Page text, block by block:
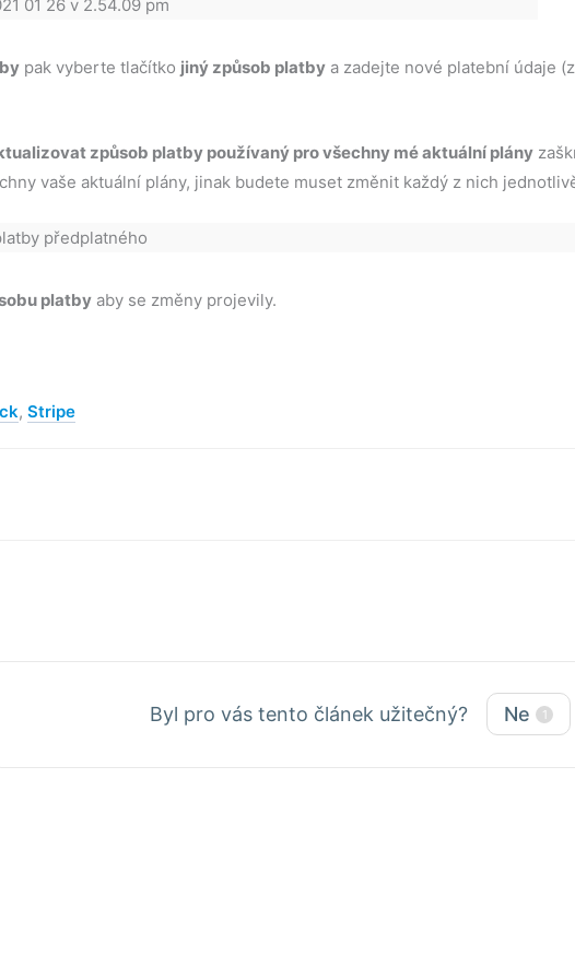
pak vyberte tlačítko jiný způsob platby a zadejte nové platební údaje
způsob platby používaný pro všechny mé aktuální plány
vaše aktuální plány, jinak budete muset změnit každý z nich
platby aby se změny projevily.
, Stripe
Byl pro vás tento článek užitečný? Ne 1